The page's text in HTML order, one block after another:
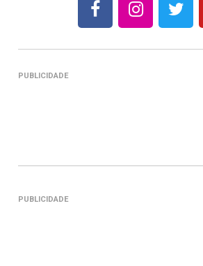
PUBLICIDADE
PUBLICIDADE